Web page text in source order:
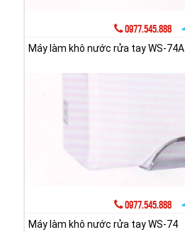
0977.545.888
Máy làm khô nước rửa tay WS-74A
0977.545.888
Máy làm khô nước rửa tay WS-74